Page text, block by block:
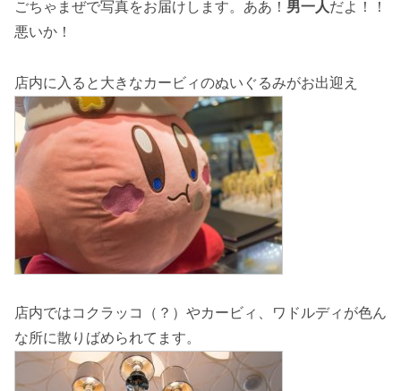
ごちゃまぜで写真をお届けします。ああ！ 男一人だよ！！
悪いか！
店内に入ると大きなカービィのぬいぐるみがお出迎え
店内ではコクラッコ（？）やカービィ、ワドルディが色ん
な所に散りばめられてます。